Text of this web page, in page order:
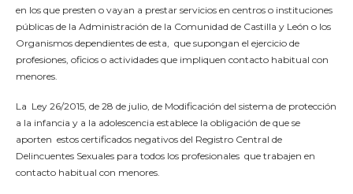
en los que presten o vayan a prestar servicios en centros o instituciones
públicas de la Administración de la Comunidad de Castilla y León o los
Organismos dependientes de esta, que supongan el ejercicio de
profesiones, oficios o actividades que impliquen contacto habitual con
menores.
La Ley 26/2015, de 28 de julio, de Modificación del sistema de protección
a la infancia y a la adolescencia establece la obligación de que se
aporten estos certificados negativos del Registro Central de
Delincuentes Sexuales para todos los profesionales que trabajen en
contacto habitual con menores.